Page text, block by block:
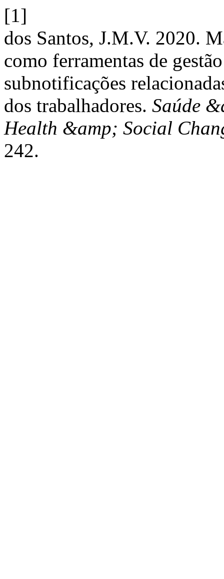
[1]
dos Santos, J.M.V. 2020.
como ferramentas de
subnotificações
dos trabalhadores. Saúde
Health &amp; Social
242.